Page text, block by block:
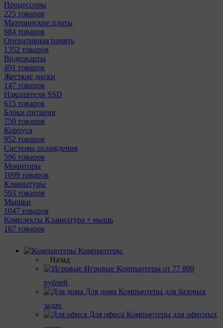
Процессоры
225 товаров
Материнcкие платы
684 товаров
Оперативная память
1352 товаров
Видеокарты
491 товаров
Жесткие диски
147 товаров
Накопители SSD
615 товаров
Блоки питания
750 товаров
Корпуса
952 товаров
Системы охлаждения
596 товаров
Мониторы
1099 товаров
Клавиатуры
593 товаров
Мышки
1047 товаров
Комплекты Клавиатура + мышь
167 товаров
Компьютеры
Назад
Игровые Компьютеры от 77 890
рублей
Для дома Компьютеры для базовых
задач
Для офиса Компьютеры для офисных